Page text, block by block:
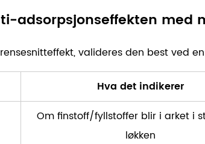
adsorpsjonseffekten med
valideres den best ved
Hva det indikerer
Om finstoff/fyllstoffer blir i arket i
løkken